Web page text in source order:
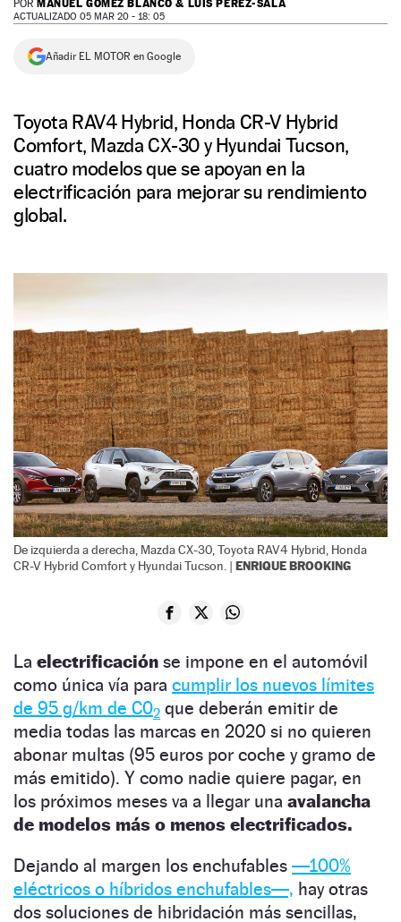
NEWSLETTER
POR MANUEL GÓMEZ BLANCO & LUIS PÉREZ-SALA
ACTUALIZADO 05 MAR 20 - 18: 05
Añadir EL MOTOR en Google
Toyota RAV4 Hybrid, Honda CR-V Hybrid
Comfort, Mazda CX-30 y Hyundai Tucson,
cuatro modelos que se apoyan en la
electrificación para mejorar su rendimiento
global.
De izquierda a derecha, Mazda CX-30, Toyota RAV4 Hybrid, Honda
CR-V Hybrid Comfort y Hyundai Tucson. | ENRIQUE BROOKING
La electrificación se impone en el automóvil
como única vía para cumplir los nuevos límites
de 95 g/km de C02 que deberán emitir de
media todas las marcas en 2020 si no quieren
abonar multas (95 euros por coche y gramo de
más emitido). Y como nadie quiere pagar, en
los próximos meses va a llegar una avalancha
de modelos más o menos electrificados.
Dejando al margen los enchufables —100%
eléctricos o híbridos enchufables—, hay otras
dos soluciones de hibridación más sencillas,